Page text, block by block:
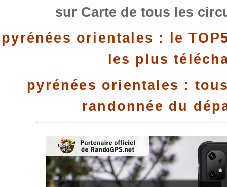
sur Carte de tous les
pyrénées orientales : le
les plus
pyrénées orientales :
randonnée du